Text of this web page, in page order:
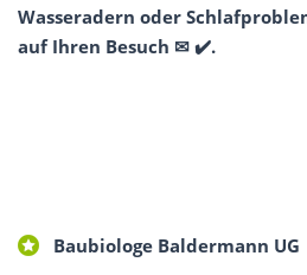
Wasseradern oder
auf Ihren Besuch ✉ ✔️.
Baubiologe Baldermann UG